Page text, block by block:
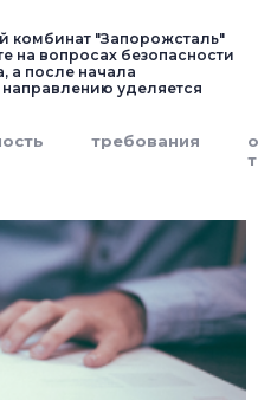
комбинат "Запорожсталь"
на вопросах безопасности
а после начала
уделяется
требования